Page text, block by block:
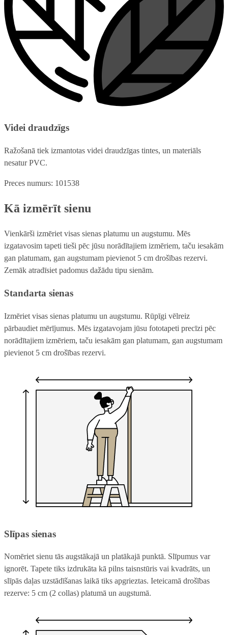
Videi draudzīgs
Ražošanā tiek izmantotas videi draudzīgas tintes, un materiāls
nesatur PVC.
Preces numurs: 101538
Kā izmērīt sienu
Vienkārši izmēriet visas sienas platumu un augstumu. Mēs
izgatavosim tapeti tieši pēc jūsu norādītajiem izmēriem, taču iesakām
gan platumam, gan augstumam pievienot 5 cm drošības rezervi.
Zemāk atradīsiet padomus dažādu tipu sienām.
Standarta sienas
Izmēriet visas sienas platumu un augstumu. Rūpīgi vēlreiz
pārbaudiet mērījumus. Mēs izgatavojam jūsu fototapeti precīzi pēc
norādītajiem izmēriem, taču iesakām gan platumam, gan augstumam
pievienot 5 cm drošības rezervi.
Slīpas sienas
Nomēriet sienu tās augstākajā un platākajā punktā. Slīpumus var
ignorēt. Tapete tiks izdrukāta kā pilns taisnstūris vai kvadrāts, un
slīpās daļas uzstādīšanas laikā tiks apgrieztas. Ieteicamā drošības
rezerve: 5 cm (2 collas) platumā un augstumā.